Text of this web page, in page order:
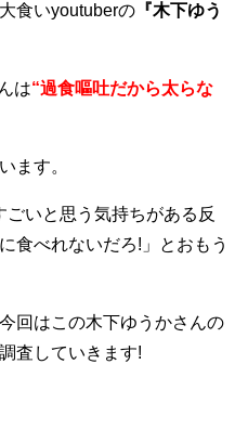
食いyoutuberの 『木下ゆう
は“過食嘔吐だから太らな
ます。
いと思う気持ちがある反
食べれないだろ!」とおもう
回はこの木下ゆうかさんの
査していきます!